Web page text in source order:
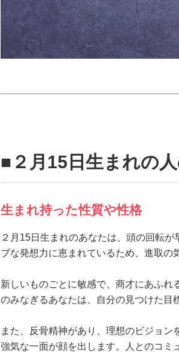
■２月15日生まれの
生まれ持った性質や性格
２月15日生まれのあなたは、頭の回転
ブな発想力に恵まれているため、進取の
新しいものごとに敏感で、商才にあふ
のみなぎるあなたは、自分の見つけた目
また、反骨精神があり、理想のビジョン
強気な一面が顔を出します。人とのコミ